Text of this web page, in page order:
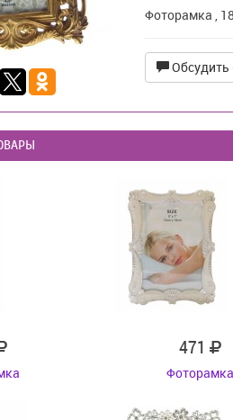
Фоторамка ,
Обсудить
471
Фоторамка